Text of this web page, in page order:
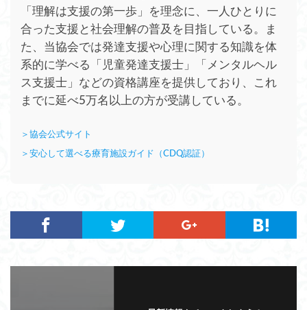
「理解は支援の第一歩」を理念に、一人ひとりに
合った支援と社会理解の普及を目指している。ま
た、当協会では発達支援や心理に関する知識を体
系的に学べる「児童発達支援士」「メンタルヘル
ス支援士」などの資格講座を提供しており、これ
までに延べ5万名以上の方が受講している。
＞協会公式サイト
＞安心して選べる療育施設ガイド（CDQ認証）